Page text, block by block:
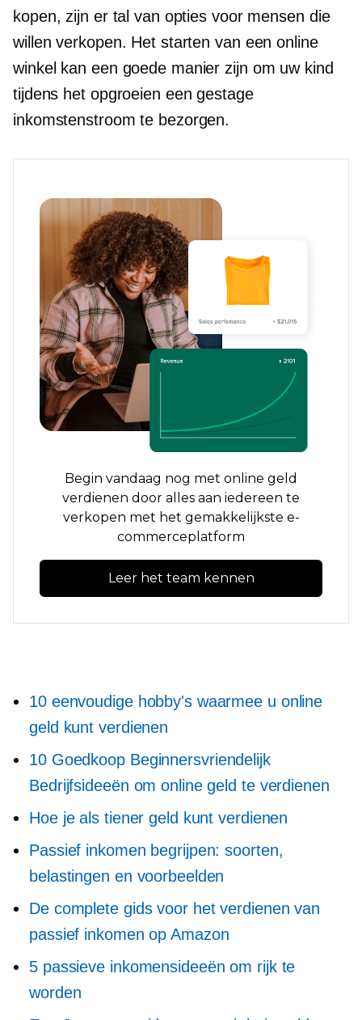
kopen, zijn er tal van opties voor mensen die
willen verkopen. Het starten van een online
winkel kan een goede manier zijn om uw kind
tijdens het opgroeien een gestage
inkomstenstroom te bezorgen.
Begin vandaag nog met online geld
verdienen door alles aan iedereen te
verkopen met het gemakkelijkste e-
commerceplatform
Leer het team kennen
10 eenvoudige hobby's waarmee u online
geld kunt verdienen
10 Goedkoop Beginnersvriendelijk
Bedrijfsideeën om online geld te verdienen
Hoe je als tiener geld kunt verdienen
Passief inkomen begrijpen: soorten,
belastingen en voorbeelden
De complete gids voor het verdienen van
passief inkomen op Amazon
5 passieve inkomensideeën om rijk te
worden